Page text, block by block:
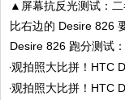
▲屏幕抗反光测试：
比右边的 Desire 826
Desire 826 跑分测试：